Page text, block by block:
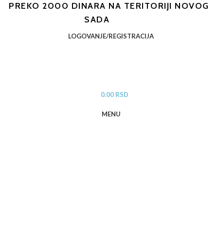
PREKO 2000 DINARA NA TERITORIJI NOVOG
SADA
LOGOVANJE/REGISTRACIJA
0.00 RSD
MENU